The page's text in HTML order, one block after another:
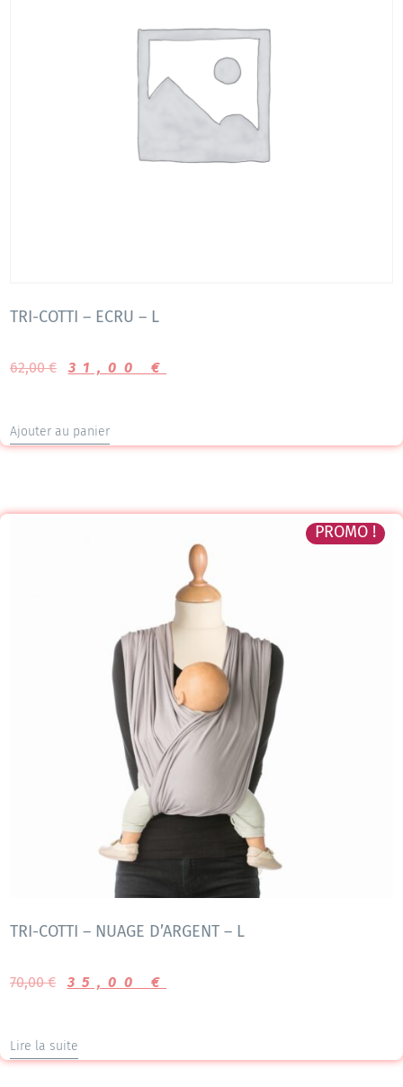
TRI-COTTI – ECRU – L
62,00€ 31,00 €
Ajouter au panier
PROMO !
TRI-COTTI – NUAGE D’ARGENT – L
70,00€ 35,00 €
Lire la suite